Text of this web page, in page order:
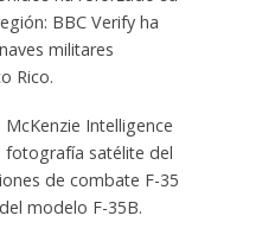
BBC Verify ha
militares
Rico.
Intelligence
fotografía satélite del
de combate F-35
modelo F-35B.